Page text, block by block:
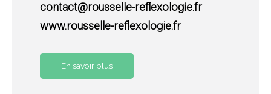
contact@rousselle-reflexologie.fr
www.rousselle-reflexologie.fr
En savoir plus